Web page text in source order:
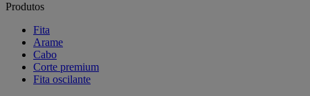
Produtos
Fita
Arame
Cabo
Corte premium
Fita oscilante